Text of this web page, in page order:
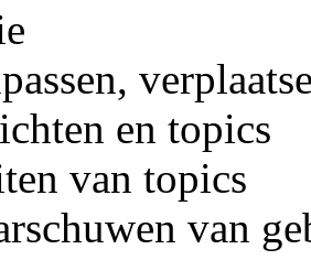
en topics
van topics
van